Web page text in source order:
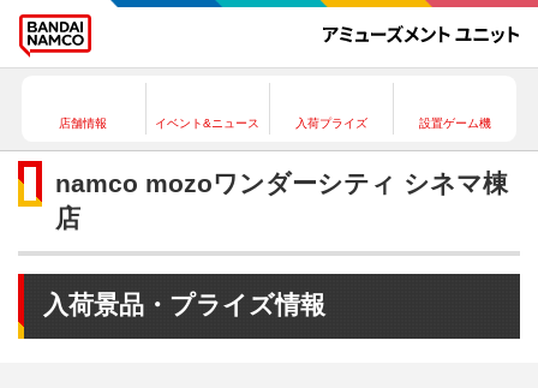
店舗情報 イベント&ニュース 入荷プライズ 設置ゲーム機
namco mozoワンダーシティ シネマ棟
店
入荷景品・プライズ情報